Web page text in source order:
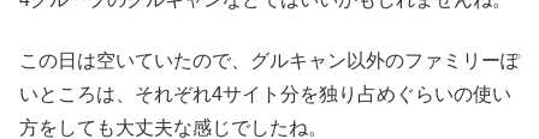
この日は空いていたので、グルキャン以外のファミリーぽ
いところは、それぞれ4サイト分を独り占めぐらいの使い
方をしても大丈夫な感じでしたね。